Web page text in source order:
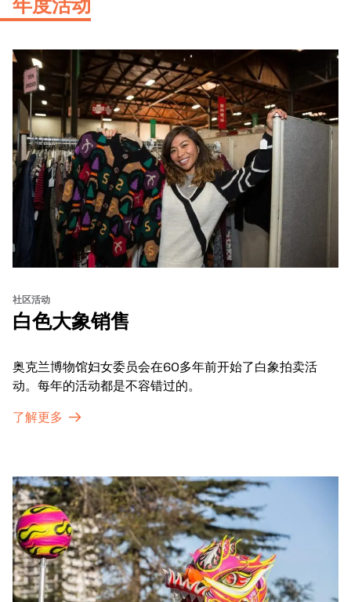
年度活动
社区活动
白色大象销售
奥克兰博物馆妇女委员会在60多年前开始了白象拍卖活
动。每年的活动都是不容错过的。
了解更多